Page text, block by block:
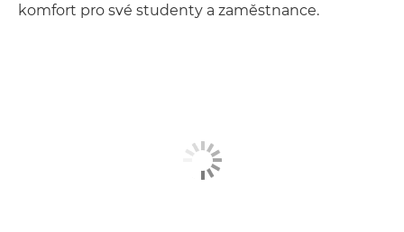
komfort pro své studenty a zaměstnance.